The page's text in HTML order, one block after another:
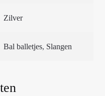
Zilver
Bal balletjes, Slangen